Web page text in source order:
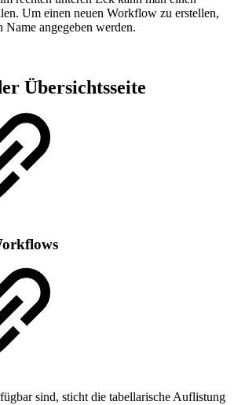
Um einen neuen Workflow zu erstellen,
angegeben werden.
Übersichtsseite
sind, sticht die tabellarische Auflistung